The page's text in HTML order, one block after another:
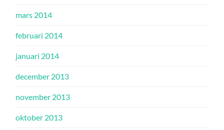
mars 2014
februari 2014
januari 2014
december 2013
november 2013
oktober 2013